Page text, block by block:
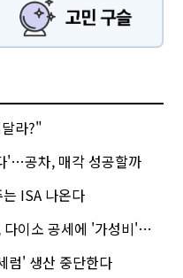
라?"
'…공차, 매각 성공할까
ISA 나온다
공세에 '가성비'로 맞불
럼' 생산 중단한다